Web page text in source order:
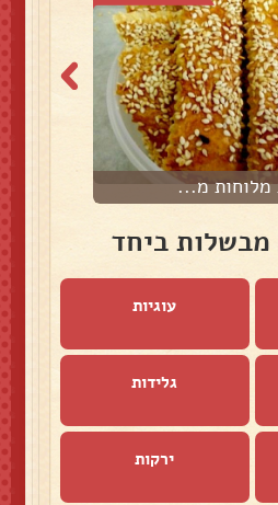
מלוחות מ...
ביחד
עוגיות
גלידות
ירקות